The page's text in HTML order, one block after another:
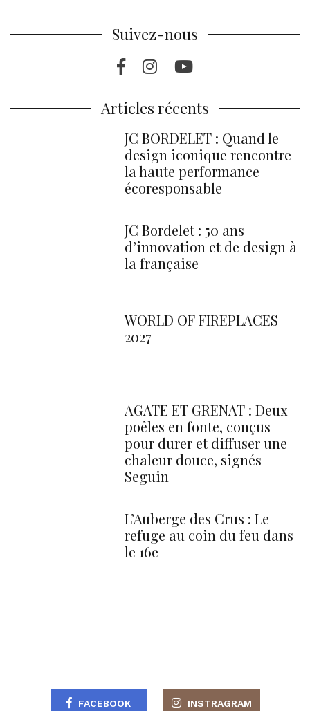
Suivez-nous
Facebook
Instragram
Youtube
Articles récents
JC BORDELET : Quand le
design iconique rencontre
la haute performance
écoresponsable
JC Bordelet : 50 ans
d’innovation et de design à
la française
WORLD OF FIREPLACES
2027
AGATE ET GRENAT : Deux
poêles en fonte, conçus
pour durer et diffuser une
chaleur douce, signés
Seguin
L’Auberge des Crus : Le
refuge au coin du feu dans
le 16e
FACEBOOK INSTRAGRAM